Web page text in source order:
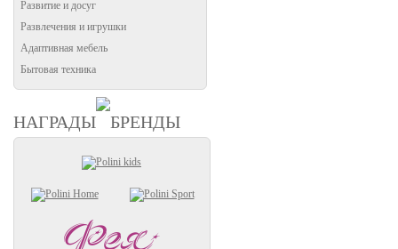
Развитие и досуг
Развлечения и игрушки
Адаптивная мебель
Бытовая техника
НАГРАДЫ БРЕНДЫ